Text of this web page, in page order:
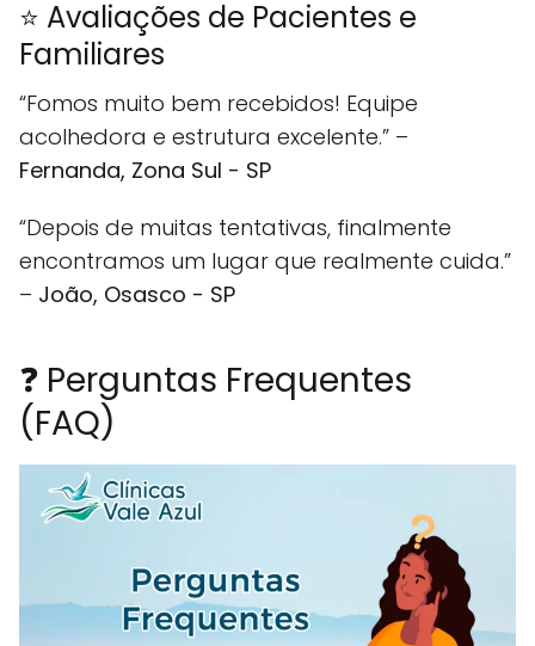
⭐ Avaliações de Pacientes e
Familiares
“Fomos muito bem recebidos! Equipe
acolhedora e estrutura excelente.” –
Fernanda, Zona Sul - SP
“Depois de muitas tentativas, finalmente
encontramos um lugar que realmente cuida.”
– João, Osasco - SP
❓ Perguntas Frequentes
(FAQ)